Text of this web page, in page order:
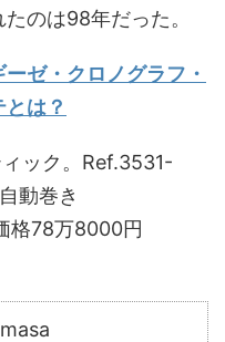
のは98年だった。
ゼ・クロノグラフ・
は？
ック。Ref.3531-
動巻き
格78万8000円